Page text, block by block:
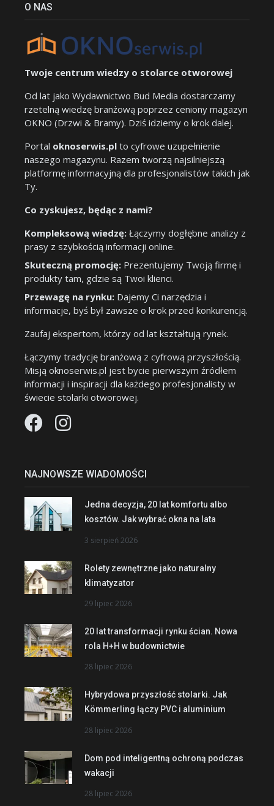
O NAS
Twoje centrum wiedzy o stolarce otworowej
Od lat jako Wydawnictwo Bud Media dostarczamy
rzetelną wiedzę branżową poprzez ceniony magazyn
OKNO (Drzwi & Bramy). Dziś idziemy o krok dalej.
Portal oknoserwis.pl to cyfrowe uzupełnienie
naszego magazynu. Razem tworzą najsilniejszą
platformę informacyjną dla profesjonalistów takich jak
Ty.
Co zyskujesz, będąc z nami?
Kompleksową wiedzę: Łączymy dogłębne analizy z
prasy z szybkością informacji online.
Skuteczną promocję: Prezentujemy Twoją firmę i
produkty tam, gdzie są Twoi klienci.
Przewagę na rynku: Dajemy Ci narzędzia i
informacje, byś był zawsze o krok przed konkurencją.
Zaufaj ekspertom, którzy od lat kształtują rynek.
Łączymy tradycję branżową z cyfrową przyszłością.
Misją oknoserwis.pl jest bycie pierwszym źródłem
informacji i inspiracji dla każdego profesjonalisty w
świecie stolarki otworowej.
NAJNOWSZE WIADOMOŚCI
Jedna decyzja, 20 lat komfortu albo
kosztów. Jak wybrać okna na lata
3 sierpień 2026
Rolety zewnętrzne jako naturalny
klimatyzator
29 lipiec 2026
20 lat transformacji rynku ścian. Nowa
rola H+H w budownictwie
28 lipiec 2026
Hybrydowa przyszłość stolarki. Jak
Kömmerling łączy PVC i aluminium
28 lipiec 2026
Dom pod inteligentną ochroną podczas
wakacji
28 lipiec 2026